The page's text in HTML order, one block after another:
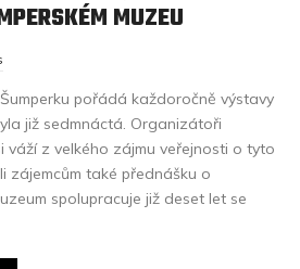
MUZEU
pořádá každoročně výstavy
již sedmnáctá. Organizátoři
váží z velkého zájmu veřejnosti o tyto
zájemcům také přednášku o
spolupracuje již deset let se